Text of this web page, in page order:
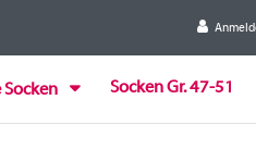
Socken Socken Gr. 47-51